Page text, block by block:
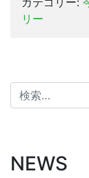
リー
検
索:
NEWS